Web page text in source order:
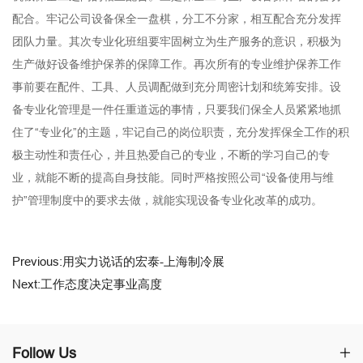
配合。牢记公司设备保全一盘棋，分工不分家，相互配合充分发挥
团队力量。其次专业化班组要牢固树立为生产服务的意识，积极为
生产做好设备维护保养的保障工作。再次所有的专业维护保养工作
事前要在配件、工具、人员调配做到充分周密计划和统筹安排。设
备专业化管理是一件任重道远的事情，只要我们保全人员紧紧地抓
住了“专业化”的主题，牢记自己的岗位职责，充分发挥保全工作的积
极主动性和责任心，并且热爱自己的专业，不断的学习自己的专
业，就能不断的提高自身技能。同时严格按照公司“设备使用与维
护”管理制度中的要求去做，就能实现设备专业化改革的成功。
Previous:用实力说话的宏泰-上海制冷展
Next:工作态度决定事业高度
Follow Us